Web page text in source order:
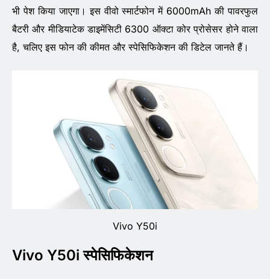
भी पेश किया जाएगा। इस वीवो स्मार्टफोन में 6000mAh की पावरफुल
बैटरी और मीडियाटेक डाइमेंसिटी 6300 ऑक्टा कोर प्रोसेसर होने वाला
है, चलिए इस फोन की कीमत और स्पेसिफिकेशन की डिटेल जानते हैं।
Vivo Y50i
Vivo Y50i स्पेसिफिकेशन